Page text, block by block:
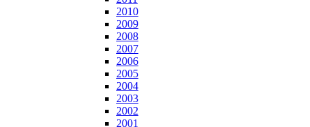
2010
2009
2008
2007
2006
2005
2004
2003
2002
2001